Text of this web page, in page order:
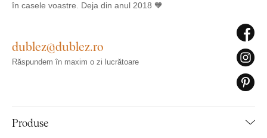
în casele voastre. Deja din anul 2018 🧡
Produse
dublez@dublez.ro
Răspundem în maxim o zi lucrătoare